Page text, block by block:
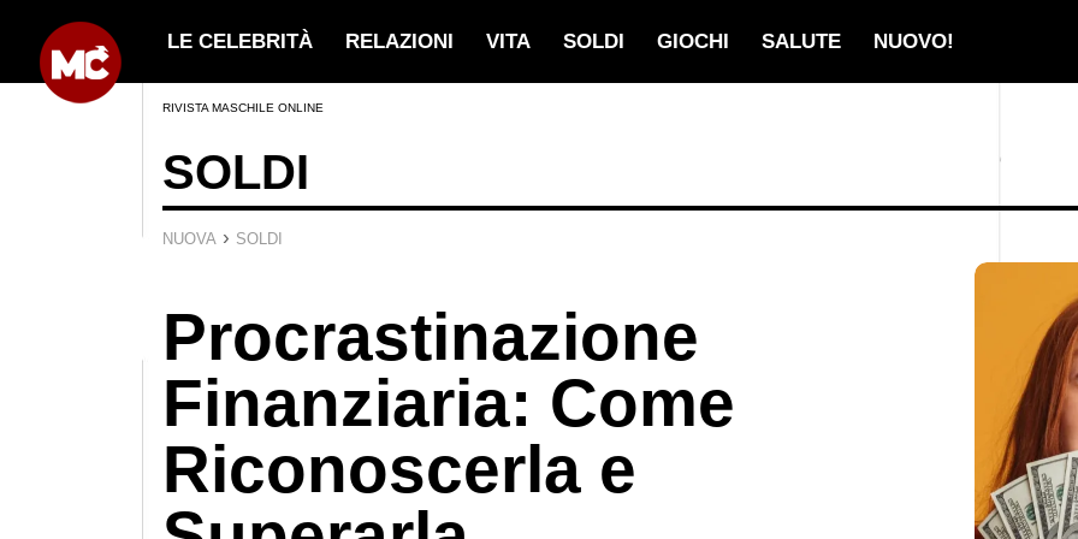
LE CELEBRITÀ RELAZIONI VITA SOLDI GIOCHI SALUTE NUOVO!
RIVISTA MASCHILE ONLINE
SOLDI
NUOVA › SOLDI
Procrastinazione
Finanziaria: Come
Riconoscerla e